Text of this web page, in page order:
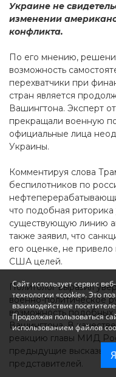
Украине не
изменении
конфликта.
По его мнению,
возможность
перехватчики при
стран является
Вашингтона. Эксперт
прекращали военную
официальные лица
Украины.
Комментируя слова
беспилотников по
что подобная
существующую линию
также заявил, что
его оценке, не
США целей.
Политолог выразил
военно-политическое
возможность подобных
Вашингтона. В
реакцию главы МИД
предыдущие
представителей.
Сайт использует сервис
технологии «cookie». Это
взаимодействие
Продолжая пользоваться
использованием файлов